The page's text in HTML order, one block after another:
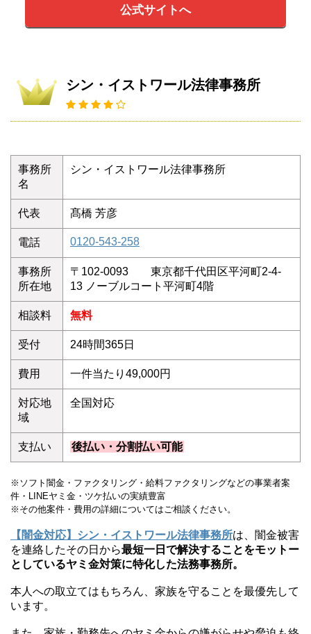
公式サイトへ
シン・イストワール法律事務所
事務所
名
シン・イストワール法律事務所
代表 髙橋 芳彦
電話 0120-543-258
事務所
所在地
〒102-0093 東京都千代田区平河町2-4-
13 ノーブルコート平河町4階
相談料 無料
受付 24時間365日
費用 一件当たり49,000円
対応地
域
全国対応
支払い 後払い・分割払い可能
※ソフト闇金・ファクタリング・給料ファクタリングなどの事業者案
件・LINEヤミ金・ツケ払いの実績豊富
※その他案件・費用の詳細についてはご相談ください。
【闇金対応】シン・イストワール法律事務所は、闇金被害
を連絡したその日から最短一日で解決することをモットー
としているヤミ金対策に特化した法務事務所。
本人への取立てはもちろん、家族を守ることを最優先して
います。